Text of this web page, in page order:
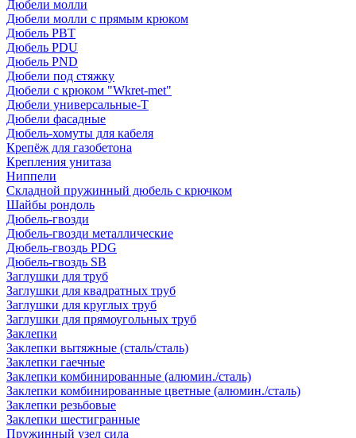
Дюбели молли
Дюбели молли с прямым крюком
Дюбель PBT
Дюбель PDU
Дюбель PND
Дюбели под стяжку
Дюбели с крюком "Wkret-met"
Дюбели универсальные-Т
Дюбели фасадные
Дюбель-хомуты для кабеля
Крепёж для газобетона
Крепления унитаза
Ниппели
Складной пружинный дюбель с крючком
Шайбы рондоль
Дюбель-гвозди
Дюбель-гвозди металлические
Дюбель-гвоздь PDG
Дюбель-гвоздь SB
Заглушки для труб
Заглушки для квадратных труб
Заглушки для круглых труб
Заглушки для прямоугольных труб
Заклепки
Заклепки вытяжные (сталь/сталь)
Заклепки гаечные
Заклепки комбинированные (алюмин./сталь)
Заклепки комбинированные цветные (алюмин./сталь)
Заклепки резьбовые
Заклепки шестигранные
Пружинный узел сила